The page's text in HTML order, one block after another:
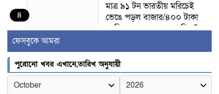
৪
মাত্র ৯১ টন ভারতীয় মরিচেই
ভেঙে পড়ল বাজার/৪০০ টাকা
কেজি দাম কে ধরে রেখেছিল?
৫
জুলাই আন্দোলন ছিল সম্মিলিত,
লক্ষ্য হওয়া উচিত ঐক্য ও
রাষ্ট্রগঠন
ফেসবুকে আমরা
পুরোনো খবর এখানে,তারিখ অনুযায়ী